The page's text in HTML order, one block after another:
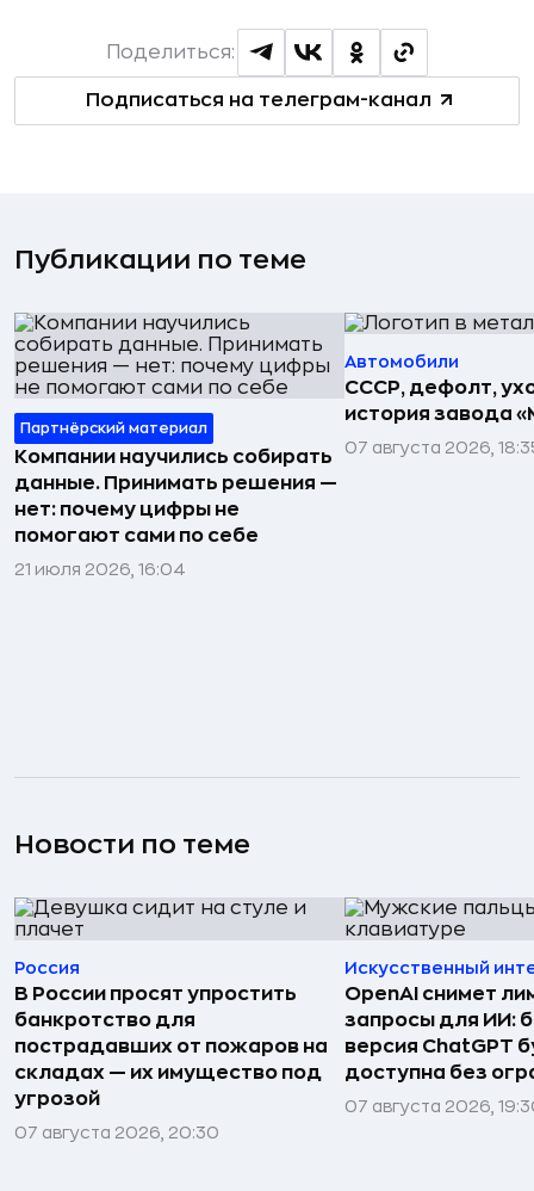
Подписаться на телеграм-канал
Поделиться:
Публикации по теме
Партнёрский материал
Компании научились собирать
данные. Принимать решения —
нет: почему цифры не
помогают сами по себе
21 июля 2026, 16:04
Автомобили
СССР, дефолт,
история завода
07 августа 2026,
Новости по теме
Россия
В России просят упростить
банкротство для
пострадавших от пожаров на
складах — их имущество под
угрозой
07 августа 2026, 20:30
Искусственный
OpenAI снимет
запросы для ИИ:
версия ChatGPT
доступна без
07 августа 2026,